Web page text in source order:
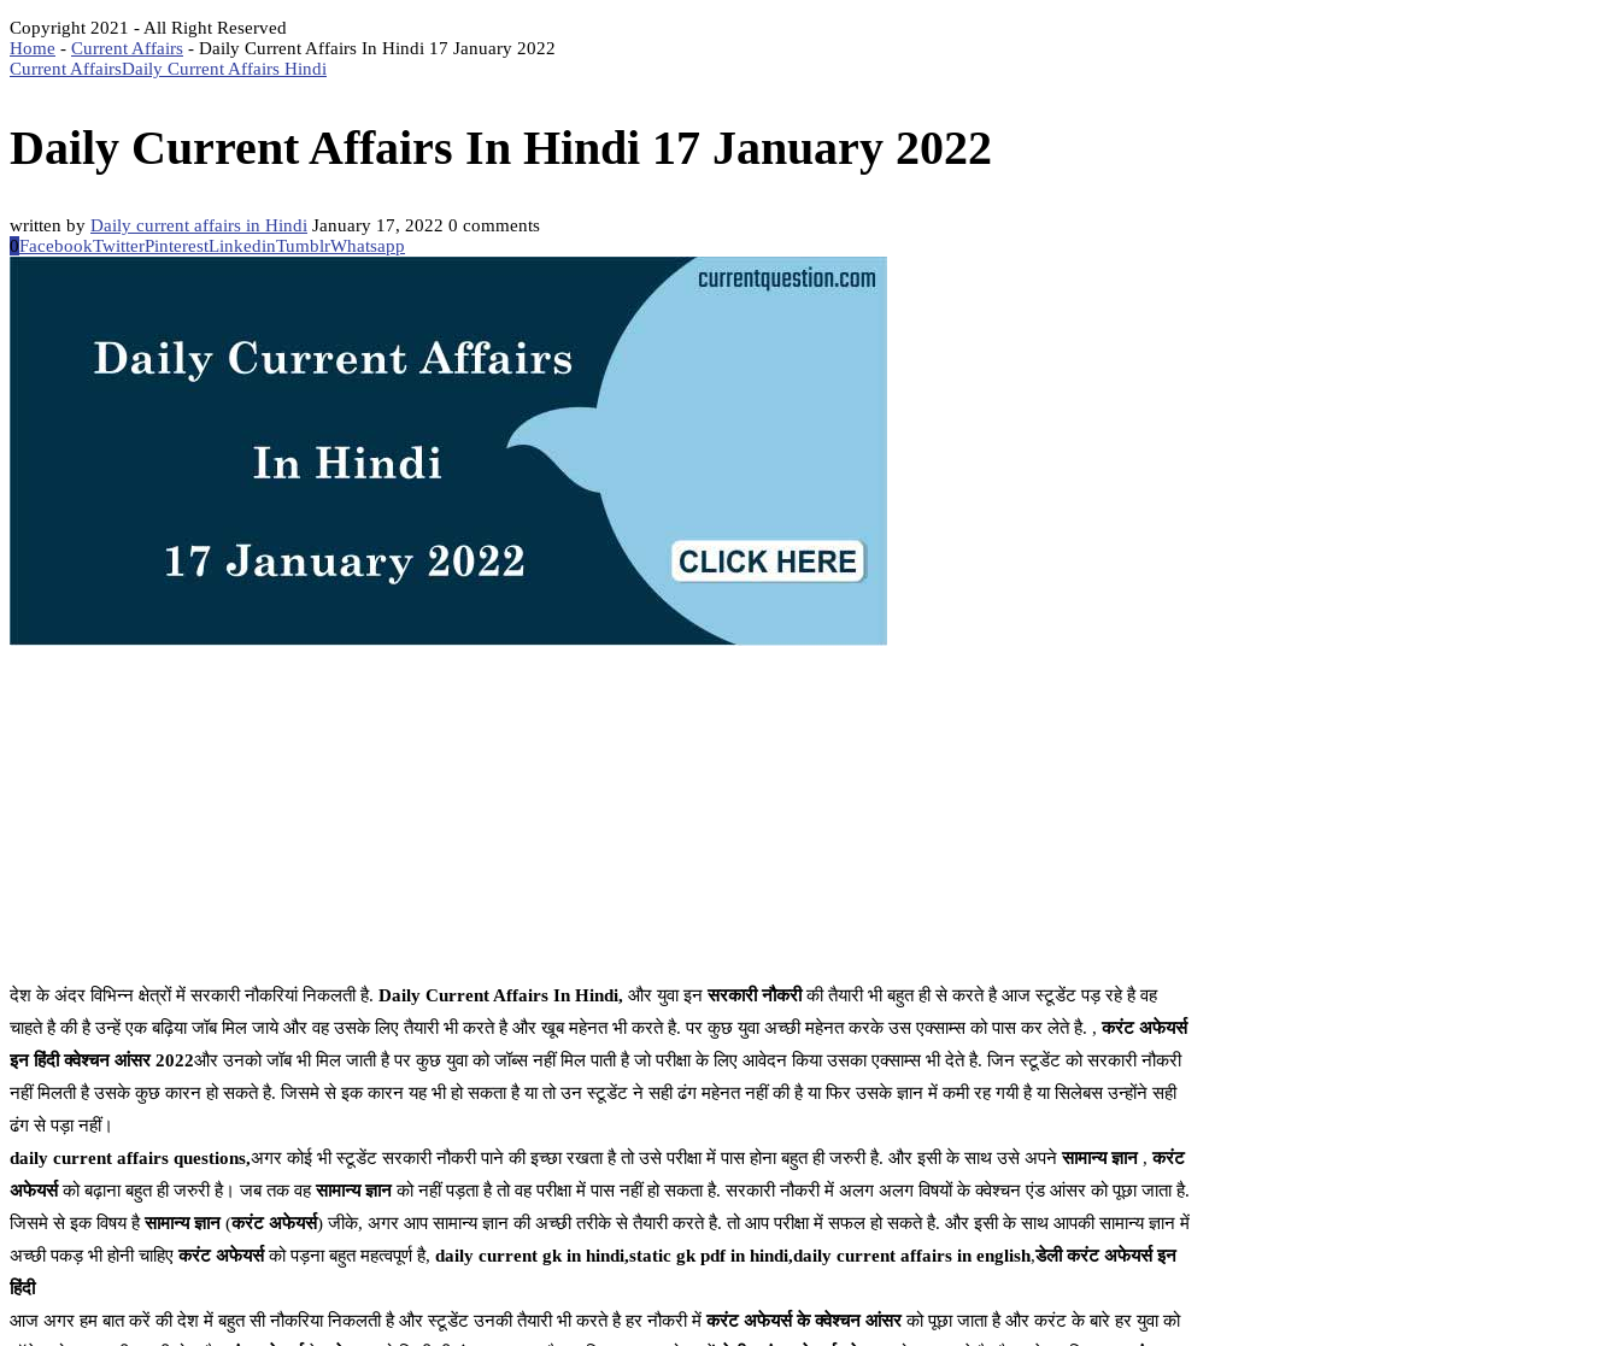
Copyright 2021 - All Right Reserved
Home - Current Affairs - Daily Current Affairs In Hindi 17 January 2022
Current AffairsDaily Current Affairs Hindi
Daily Current Affairs In Hindi 17 January 2022
written by Daily current affairs in Hindi January 17, 2022 0 comments
0FacebookTwitterPinterestLinkedinTumblrWhatsapp
देश के अंदर विभिन्न क्षेत्रों में सरकारी नौकरियां निकलती है. Daily Current Affairs In Hindi, और युवा इनसरकारी नौकरीकी तैयारी भी बहुत ही से करते है आज स्टूडेंट पड़ रहे है वह
चाहते है की है उन्हें एक बढ़िया जॉब मिल जाये और वह उसके लिए तैयारी भी करते है और खूब महेनत भी करते है. पर कुछ युवा अच्छी महेनत करके उस एक्साम्स को पास कर लेते है. ,करंट अफेयर्स
इन हिंदी क्वेश्चन आंसर 2022और उनको जॉब भी मिल जाती है पर कुछ युवा को जॉब्स नहीं मिल पाती है जो परीक्षा के लिए आवेदन किया उसका एक्साम्स भी देते है. जिन स्टूडेंट को सरकारी नौकरी
नहीं मिलती है उसके कुछ कारन हो सकते है. जिसमे से इक कारन यह भी हो सकता है या तो उन स्टूडेंट ने सही ढंग महेनत नहीं की है या फिर उसके ज्ञान में कमी रह गयी है या सिलेबस उन्होंने सही
ढंग से पड़ा नहीं।
daily current affairs questions,अगर कोई भी स्टूडेंट सरकारी नौकरी पाने की इच्छा रखता है तो उसे परीक्षा में पास होना बहुत ही जरुरी है. और इसी के साथ उसे अपनेसामान्य ज्ञान,करंट
अफेयर्सको बढ़ाना बहुत ही जरुरी है। जब तक वहसामान्य ज्ञानको नहीं पड़ता है तो वह परीक्षा में पास नहीं हो सकता है. सरकारी नौकरी में अलग अलग विषयों के क्वेश्चन एंड आंसर को पूछा जाता है.
जिसमे से इक विषय हैसामान्य ज्ञान(करंट अफेयर्स) जीके, अगर आप सामान्य ज्ञान की अच्छी तरीके से तैयारी करते है. तो आप परीक्षा में सफल हो सकते है. और इसी के साथ आपकी सामान्य ज्ञान में
अच्छी पकड़ भी होनी चाहिएकरंट अफेयर्सको पड़ना बहुत महत्वपूर्ण है, daily current gk in hindi,static gk pdf in hindi,daily current affairs in english,डेली करंट अफेयर्स इन
हिंदी
आज अगर हम बात करें की देश में बहुत सी नौकरिया निकलती है और स्टूडेंट उनकी तैयारी भी करते है हर नौकरी मेंकरंट अफेयर्स के क्वेश्चन आंसरको पूछा जाता है और करंट के बारे हर युवा को